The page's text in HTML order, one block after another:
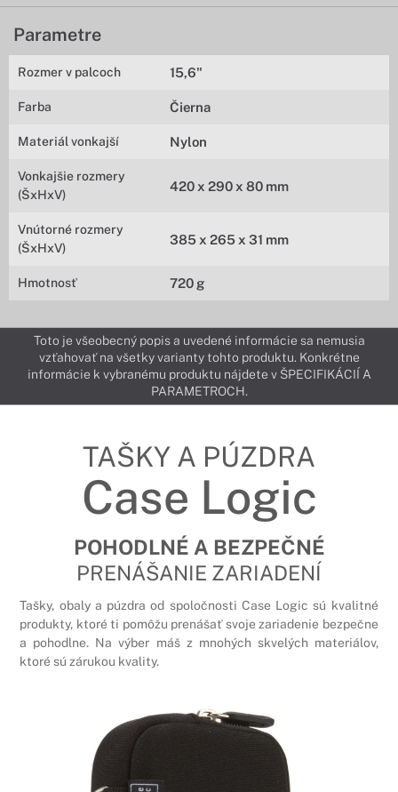
Parametre
Rozmer v palcoch 15,6"
Farba Čierna
Materiál vonkajší Nylon
Vonkajšie rozmery
(ŠxHxV)
420 x 290 x 80 mm
Vnútorné rozmery
(ŠxHxV)
385 x 265 x 31 mm
Hmotnosť 720 g
Toto je všeobecný popis a uvedené informácie sa nemusia
vzťahovať na všetky varianty tohto produktu. Konkrétne
informácie k vybranému produktu nájdete v ŠPECIFIKÁCIÍ A
PARAMETROCH.
TAŠKY A PÚZDRA
Case Logic
POHODLNÉ A BEZPEČNÉ
PRENÁŠANIE ZARIADENÍ
Tašky, obaly a púzdra od spoločnosti Case Logic sú kvalitné
produkty, ktoré ti pomôžu prenášať svoje zariadenie bezpečne
a pohodlne. Na výber máš z mnohých skvelých materiálov,
ktoré sú zárukou kvality.